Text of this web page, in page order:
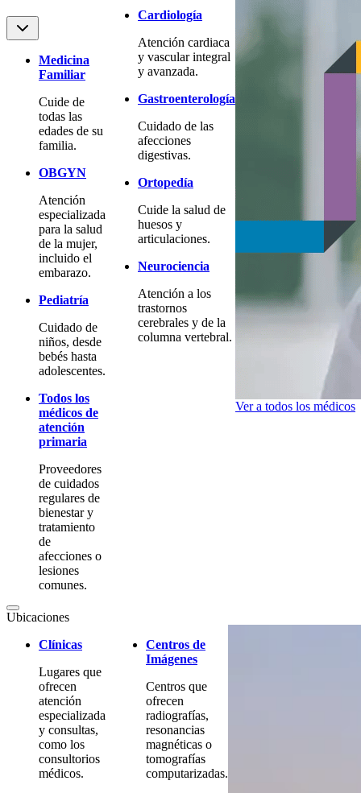
Medicina
Familiar
Cuide de
todas las
edades de su
familia.
OBGYN
Atención
especializada
para la salud
de la mujer,
incluido el
embarazo.
Pediatría
Cuidado de
niños, desde
bebés hasta
adolescentes.
Todos los
médicos de
atención
primaria
Proveedores
de cuidados
regulares de
bienestar y
tratamiento
de
afecciones o
lesiones
comunes.
Cardiología
Atención cardiaca
y vascular integral
y avanzada.
Gastroenterología
Cuidado de las
afecciones
digestivas.
Ortopedía
Cuide la salud de
huesos y
articulaciones.
Neurociencia
Atención a los
trastornos
cerebrales y de la
columna vertebral.
Ver a todos los médicos
Ubicaciones
Clínicas
Lugares que
ofrecen
atención
especializada
y consultas,
como los
consultorios
médicos.
Centros de
Imágenes
Centros que
ofrecen
radiografías,
resonancias
magnéticas o
tomografías
computarizadas.